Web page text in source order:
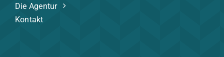
Die Agentur
Kontakt